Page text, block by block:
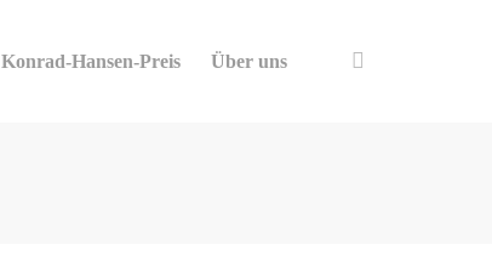
Konrad-Hansen-Preis Über uns